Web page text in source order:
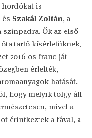
hordókat is
Szakál Zoltán, a
színpadra. Ők az első
tartó kísérletüknek,
2016-os franc-ját
érlelték,
hatását.
hogy melyik tölgy áll
mivel a
érintkeztek a fával, a